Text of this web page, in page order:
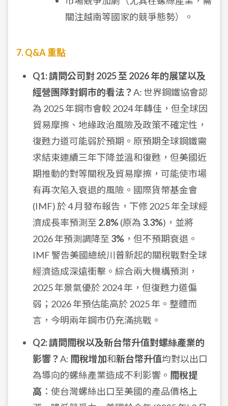
關注越南等國家的競爭態勢）。
7. Q&A 重點
Q1: 請問公司對 2025 至 2026 年的展望以及
經營團隊對鋼市的看法？A: 世界鋼鐵協會認
為 2025 年鋼市會較 2024 年轉佳，但全球因
貿易摩擦、地緣政治風險及政策不確定性，
復甦力道可能弱於預期。原預期全球鋼鐵需
求結束連續三年下降並溫和復甦，但美國近
期推動的對等關稅及貿易摩擦，可能使市場
有再次陷入衰退的風險。國際貨幣基金會
(IMF) 於 4 月發布報告，下修 2025 年全球經
濟成長率預測至 2.8%(原為 3.3%)，並將
2026 年預測調降至 3% ，但不預期衰退。
IMF 警告美國總統川普新起的關稅戰對全球
經濟造成深遠衝擊。綜合兩大機構預測，
2025 年景氣優於 2024 年，但復甦力道偏
弱；2026 年預估能高於 2025 年。整體而
言，今明兩年鋼市仍充滿挑戰。
Q2: 請問關稅以及新台幣升值對螺絲產業的
影響？A: 關稅增加和新台幣升值均對以出口
為導向的螺絲產業造成不利影響。 關稅提
高 ：使台灣螺絲出口至美國的產品價格上